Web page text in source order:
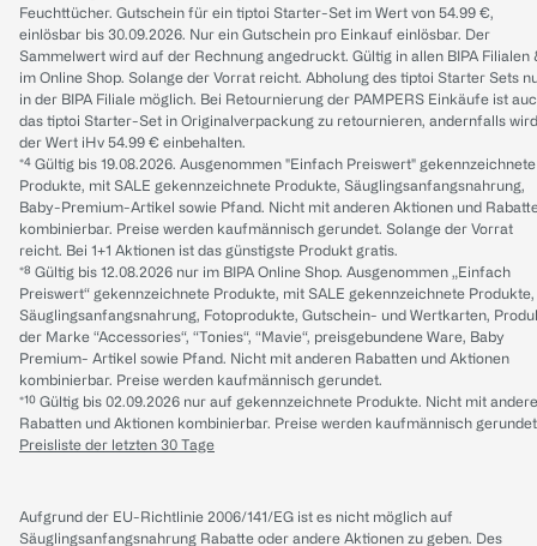
Feuchttücher. Gutschein für ein tiptoi Starter-Set im Wert von 54.99 €,
einlösbar bis 30.09.2026. Nur ein Gutschein pro Einkauf einlösbar. Der
Sammelwert wird auf der Rechnung angedruckt. Gültig in allen BIPA Filialen
im Online Shop. Solange der Vorrat reicht. Abholung des tiptoi Starter Sets
in der BIPA Filiale möglich. Bei Retournierung der PAMPERS Einkäufe ist
das tiptoi Starter-Set in Originalverpackung zu retournieren, andernfalls wird
der Wert iHv 54.99 € einbehalten.
*⁴ Gültig bis 19.08.2026. Ausgenommen "Einfach Preiswert" gekennzeichnete
Produkte, mit SALE gekennzeichnete Produkte, Säuglingsanfangsnahrung,
Baby-Premium-Artikel sowie Pfand. Nicht mit anderen Aktionen und
kombinierbar. Preise werden kaufmännisch gerundet. Solange der Vorrat
reicht. Bei 1+1 Aktionen ist das günstigste Produkt gratis.
*⁸ Gültig bis 12.08.2026 nur im BIPA Online Shop. Ausgenommen „Einfach
Preiswert“ gekennzeichnete Produkte, mit SALE gekennzeichnete Produkte,
Säuglingsanfangsnahrung, Fotoprodukte, Gutschein- und Wertkarten,
der Marke “Accessories“, “Tonies“, “Mavie“, preisgebundene Ware, Baby
Premium- Artikel sowie Pfand. Nicht mit anderen Rabatten und Aktionen
kombinierbar. Preise werden kaufmännisch gerundet.
*¹⁰ Gültig bis 02.09.2026 nur auf gekennzeichnete Produkte. Nicht mit
Rabatten und Aktionen kombinierbar. Preise werden kaufmännisch
Preisliste der letzten 30 Tage
Aufgrund der EU-Richtlinie 2006/141/EG ist es nicht möglich auf
Säuglingsanfangsnahrung Rabatte oder andere Aktionen zu geben. Des